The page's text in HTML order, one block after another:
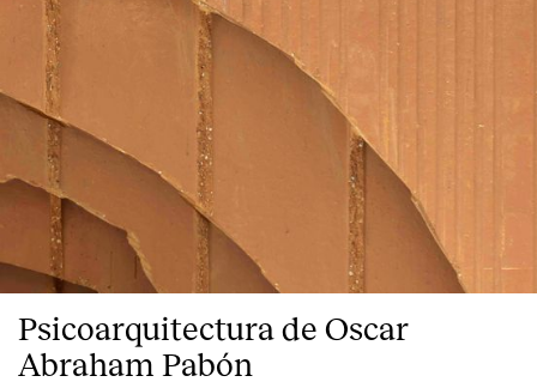
Psicoarquitectura de Oscar
Abraham Pabón